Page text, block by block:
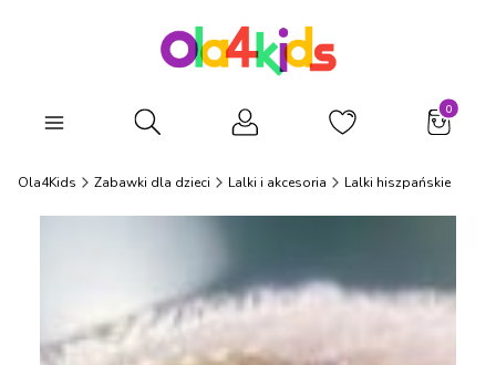
Otwórz wyszukiwarkę
Ola4Kids Zabawki dla dzieci Lalki i akcesoria Lalki hiszpańskie